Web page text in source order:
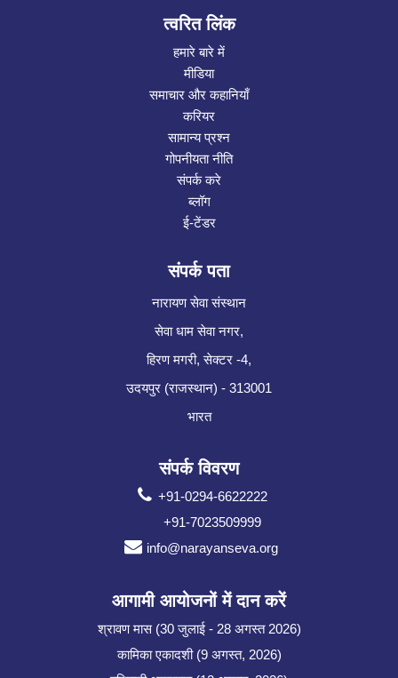
त्वरित लिंक
हमारे बारे में
मीडिया
समाचार और कहानियाँ
करियर
सामान्य प्रश्न
गोपनीयता नीति
संपर्क करे
ब्लॉग
ई-टेंडर
संपर्क पता
नारायण सेवा संस्थान
सेवा धाम सेवा नगर,
हिरण मगरी, सेक्टर -4,
उदयपुर (राजस्थान) - 313001
भारत
संपर्क विवरण
+91-0294-6622222
+91-7023509999
info@narayanseva.org
आगामी आयोजनों में दान करें
श्रावण मास (30 जुलाई - 28 अगस्त 2026)
कामिका एकादशी (9 अगस्त, 2026)